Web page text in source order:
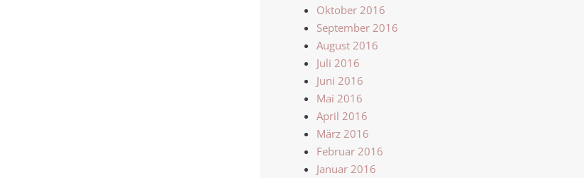
Oktober 2016
September 2016
August 2016
Juli 2016
Juni 2016
Mai 2016
April 2016
März 2016
Februar 2016
Januar 2016